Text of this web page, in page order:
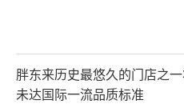
胖东来历史最悠久的门店之
未达国际一流品质标准